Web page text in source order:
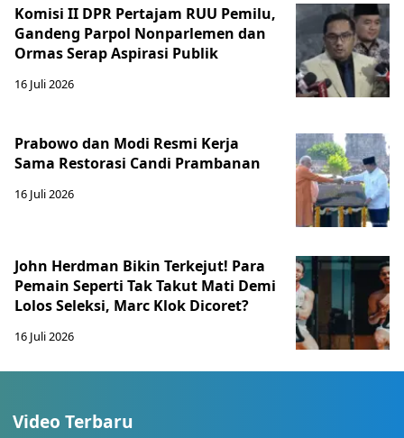
Komisi II DPR Pertajam RUU Pemilu,
Gandeng Parpol Nonparlemen dan
Ormas Serap Aspirasi Publik
16 Juli 2026
Prabowo dan Modi Resmi Kerja
Sama Restorasi Candi Prambanan
16 Juli 2026
John Herdman Bikin Terkejut! Para
Pemain Seperti Tak Takut Mati Demi
Lolos Seleksi, Marc Klok Dicoret?
16 Juli 2026
Video Terbaru